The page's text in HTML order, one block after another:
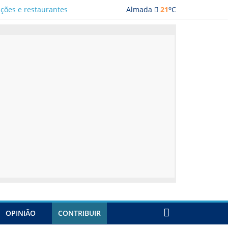
Almada 21oC
e restaurantes
OPINIÃO CONTRIBUIR